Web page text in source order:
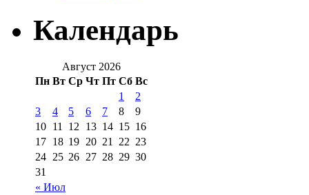
Календарь
Август 2026
Пн Вт Ср Чт Пт Сб Вс
« Июл
1
2
3
4 5 6 7 8
9
10 11 12 13 14 15 16
17 18 19 20 21 22 23
24 25 26 27 28 29 30
31